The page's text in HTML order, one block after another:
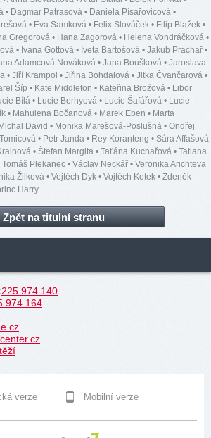
• Dagmar Patrasová • Daniela Písařovicová •
• Eva Samková • Felix Slováček • Filip Blažek •
Gregorová • Hana Zagorová • Helena Vondráčková •
• Ivana Gottová • Iveta Bartošová • Jakub Prachař •
Adamcová Nováková • Jana Boušková • Jaroslava
• Jiří Krampol • Jiřina Bohdalová • Jitka Čvančarová •
Šíp • Kate Middleton • Kateřina Brožová • Libor
Bílá • Lucie Borhyová • Lucie Šafářová • Lucie
• Mahulena Bočanová • Marek Eben • Marta
David • Monika Marešová-Poslušná • Ondřej
• Petr Janda • Rey Koranteng • Sára Affašová
• Štefan Margita • Taťána Kuchařová • Tatiana
Tomáš Plekanec • Václav Neckář • Veronika Arichteva
Žilková • Vojtěch Dyk • Vojtěch Kotek • Zdeněk
Harry
Zpět na titulní stranu
225 974 140
974 164
verze Mobilní verze